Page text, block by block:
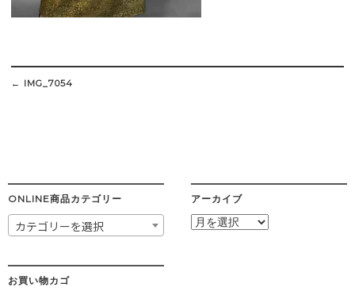
Post
navigation
← IMG_7054
ONLINE商品カテゴリー
カテゴリーを選択
アーカイブ
ア
お買い物カゴ